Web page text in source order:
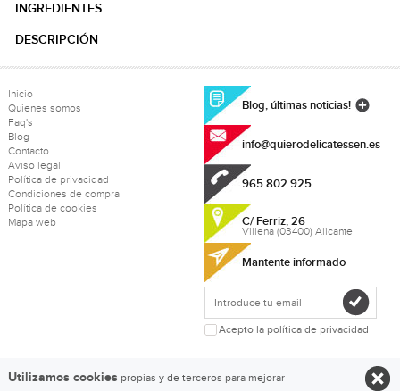
INGREDIENTES
DESCRIPCIÓN
Inicio
Quienes somos
Faq's
Blog
Contacto
Aviso legal
Política de privacidad
Condiciones de compra
Política de cookies
Mapa web
Blog, últimas noticias!
info@quierodelicatessen.es
965 802 925
C/ Ferriz, 26
Villena (03400) Alicante
Mantente informado
Acepto la política de privacidad
Utilizamos cookies propias y de terceros para mejorar